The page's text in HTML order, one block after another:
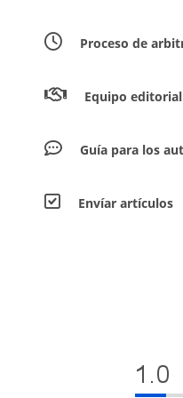
Proceso de
Equipo editorial
Guía para los
Envíar artículos